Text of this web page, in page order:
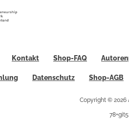
Kontakt Shop-FAQ
Datenschutz Shop-AGB
Copyright © 2026